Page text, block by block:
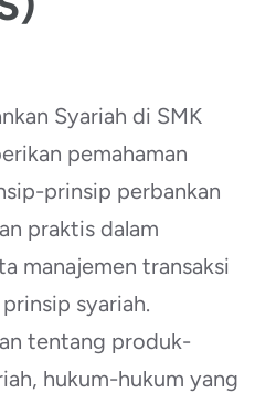
Syariah di SMK
pemahaman
prinsip perbankan
praktis dalam
manajemen transaksi
syariah.
tentang produk-
hukum-hukum yang